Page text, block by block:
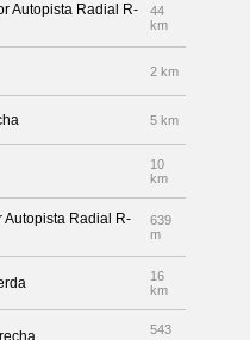
Autopista Radial R-
44
km
2 km
5 km
10
km
Autopista Radial R-
639
m
16
km
543